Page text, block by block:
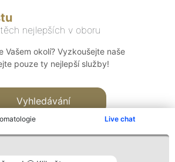
Live chat
nejlepších v oboru
Vašem okolí? Vyzkoušejte naše
pouze ty nejlepší služby!
Vyhledávání